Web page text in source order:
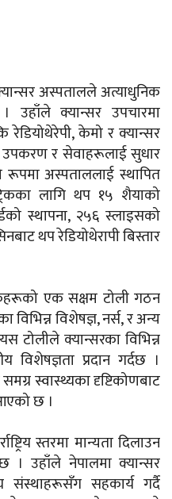
अस्पतालले अत्याधुनिक
क्यान्सर उपचारमा
केमो र क्यान्सर
उपकरण र सेवाहरूलाई सुधार
अस्पताललाई स्थापित
लागि थप १५ शैयाको
स्थापना, २५६ स्लाइसको
थप रेडियोथेरापी बिस्तार
एक सक्षम टोली गठन
विशेषज्ञ, नर्स, र अन्य
टोलीले क्यान्सरका विभिन्न
विशेषज्ञता प्रदान गर्दछ ।
स्वास्थ्यका दृष्टिकोणबाट
छ ।
स्तरमा मान्यता दिलाउन
। उहाँले नेपालमा क्यान्सर
संस्थाहरूसँग सहकार्य गर्दै